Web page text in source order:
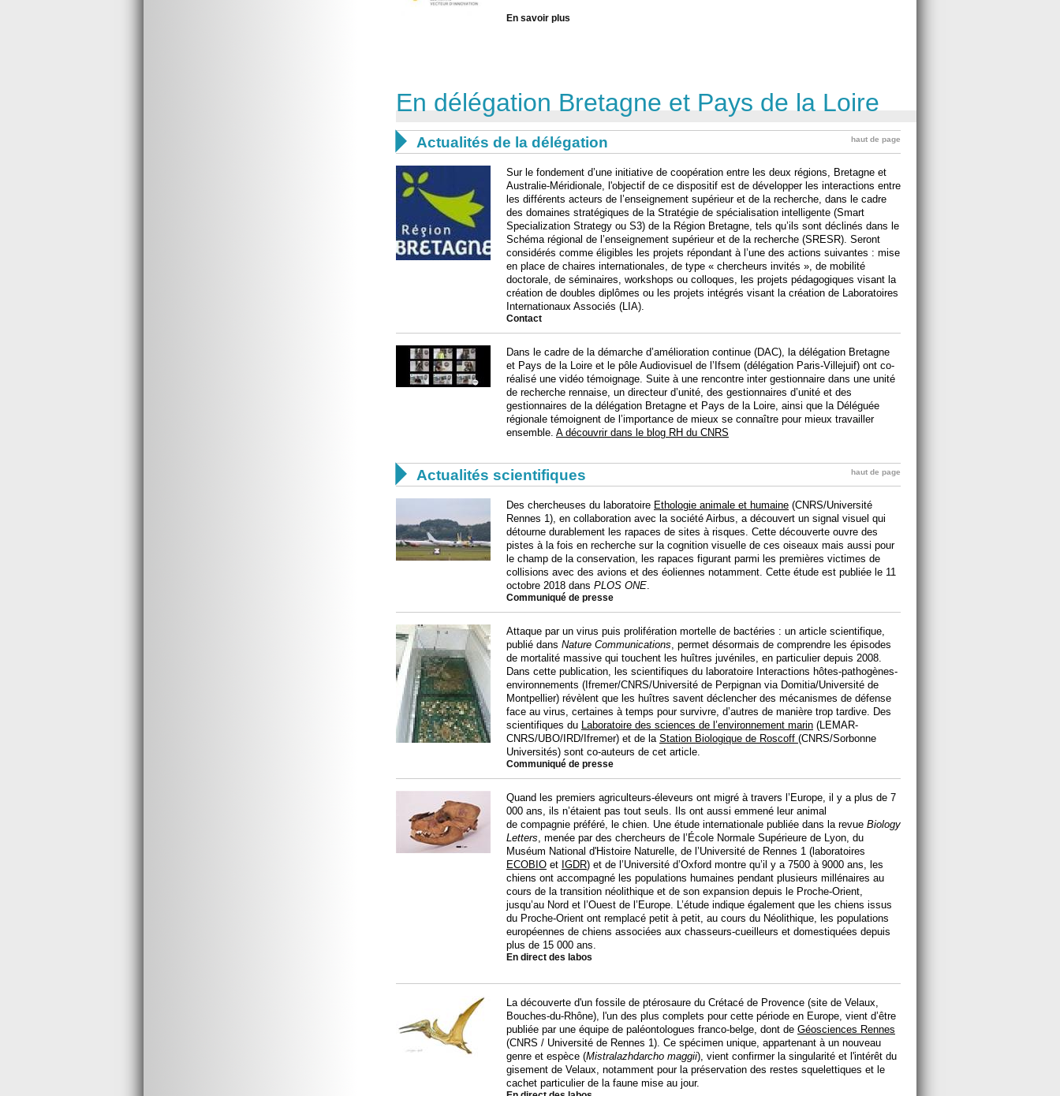
En savoir plus
En délégation Bretagne et Pays de la Loire
 Actualités de la délégation haut de page
Sur le fondement d’une initiative de coopération entre les deux régions, Bretagne et
Australie-Méridionale, l'objectif de ce dispositif est de développer les interactions entre
les différents acteurs de l’enseignement supérieur et de la recherche, dans le cadre
des domaines stratégiques de la Stratégie de spécialisation intelligente (Smart
Specialization Strategy ou S3) de la Région Bretagne, tels qu’ils sont déclinés dans le
Schéma régional de l’enseignement supérieur et de la recherche (SRESR). Seront
considérés comme éligibles les projets répondant à l’une des actions suivantes : mise
en place de chaires internationales, de type « chercheurs invités », de mobilité
doctorale, de séminaires, workshops ou colloques, les projets pédagogiques visant la
création de doubles diplômes ou les projets intégrés visant la création de Laboratoires
Internationaux Associés (LIA).
Contact
Dans le cadre de la démarche d’amélioration continue (DAC), la délégation Bretagne
et Pays de la Loire et le pôle Audiovisuel de l’Ifsem (délégation Paris-Villejuif) ont co-
réalisé une vidéo témoignage. Suite à une rencontre inter gestionnaire dans une unité
de recherche rennaise, un directeur d’unité, des gestionnaires d’unité et des
gestionnaires de la délégation Bretagne et Pays de la Loire, ainsi que la Déléguée
régionale témoignent de l’importance de mieux se connaître pour mieux travailler
ensemble. A découvrir dans le blog RH du CNRS
 Actualités scientifiques haut de page
Des chercheuses du laboratoire Ethologie animale et humaine (CNRS/Université
Rennes 1), en collaboration avec la société Airbus, a découvert un signal visuel qui
détourne durablement les rapaces de sites à risques. Cette découverte ouvre des
pistes à la fois en recherche sur la cognition visuelle de ces oiseaux mais aussi pour
le champ de la conservation, les rapaces figurant parmi les premières victimes de
collisions avec des avions et des éoliennes notamment. Cette étude est publiée le 11
octobre 2018 dans PLOS ONE.
Communiqué de presse
Attaque par un virus puis prolifération mortelle de bactéries : un article scientifique,
publié dans Nature Communications, permet désormais de comprendre les épisodes
de mortalité massive qui touchent les huîtres juvéniles, en particulier depuis 2008.
Dans cette publication, les scientifiques du laboratoire Interactions hôtes-pathogènes-
environnements (Ifremer/CNRS/Université de Perpignan via Domitia/Université de
Montpellier) révèlent que les huîtres savent déclencher des mécanismes de défense
face au virus, certaines à temps pour survivre, d’autres de manière trop tardive. Des
scientifiques du Laboratoire des sciences de l’environnement marin (LEMAR-
CNRS/UBO/IRD/Ifremer) et de la Station Biologique de Roscoff (CNRS/Sorbonne
Universités) sont co-auteurs de cet article.
Communiqué de presse
Quand les premiers agriculteurs-éleveurs ont migré à travers l’Europe, il y a plus de 7
000 ans, ils n’étaient pas tout seuls. Ils ont aussi emmené leur animal
de compagnie préféré, le chien. Une étude internationale publiée dans la revue Biology
Letters, menée par des chercheurs de l’École Normale Supérieure de Lyon, du
Muséum National d'Histoire Naturelle, de l’Université de Rennes 1 (laboratoires
ECOBIO et IGDR) et de l’Université d’Oxford montre qu’il y a 7500 à 9000 ans, les
chiens ont accompagné les populations humaines pendant plusieurs millénaires au
cours de la transition néolithique et de son expansion depuis le Proche-Orient,
jusqu’au Nord et l’Ouest de l’Europe. L’étude indique également que les chiens issus
du Proche-Orient ont remplacé petit à petit, au cours du Néolithique, les populations
européennes de chiens associées aux chasseurs-cueilleurs et domestiquées depuis
plus de 15 000 ans.
En direct des labos
La découverte d'un fossile de ptérosaure du Crétacé de Provence (site de Velaux,
Bouches-du-Rhône), l'un des plus complets pour cette période en Europe, vient d’être
publiée par une équipe de paléontologues franco-belge, dont de Géosciences Rennes
(CNRS / Université de Rennes 1). Ce spécimen unique, appartenant à un nouveau
genre et espèce (Mistralazhdarcho maggii), vient confirmer la singularité et l'intérêt du
gisement de Velaux, notamment pour la préservation des restes squelettiques et le
cachet particulier de la faune mise au jour.